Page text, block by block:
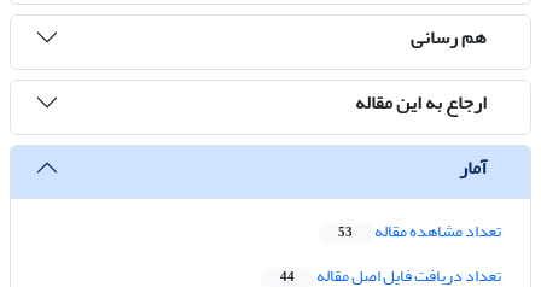
هم رسانی
ارجاع به این مقاله
آمار
تعداد مشاهده مقاله 53
تعداد دریافت فایل اصل مقاله 44